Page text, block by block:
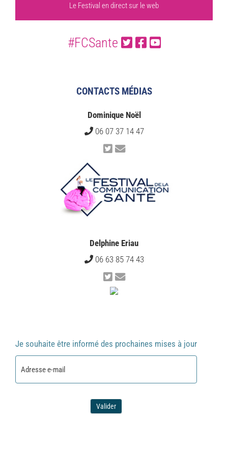
Le Festival en direct sur le web
#FCSante
CONTACTS MÉDIAS
Dominique Noël
06 07 37 14 47
Delphine Eriau
06 63 85 74 43
Je souhaite être informé des prochaines mises à jour